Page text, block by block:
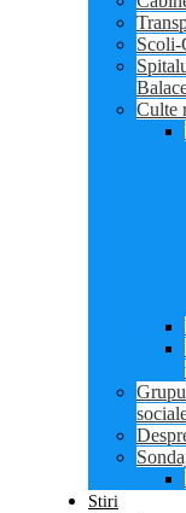
Scoli-
Culte
Stiri